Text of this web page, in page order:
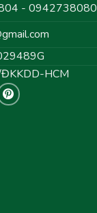
- 0942738080
HCM